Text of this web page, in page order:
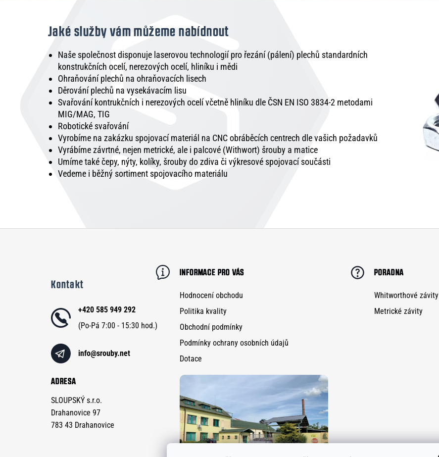
Jaké služby vám můžeme nabídnout
Naše společnost disponuje laserovou technologií pro řezání (pálení) plechů standardních
konstrukčních ocelí, nerezových ocelí, hliníku i mědi
Ohraňování plechů na ohraňovacích lisech
Děrování plechů na vysekávacím lisu
Svařování kontrukčních i nerezových ocelí včetně hliníku dle ČSN EN ISO 3834-2 metodami
MIG/MAG, TIG
Robotické svařování
Vyrobíme na zakázku spojovací materiál na CNC obráběcích centrech dle vašich požadavků
Vyrábíme závrtné, nejen metrické, ale i palcové (Withwort) šrouby a matice
Umíme také čepy, nýty, kolíky, šrouby do zdiva či výkresové spojovací součásti
Vedeme i běžný sortiment spojovacího materiálu
Kontakt
info@srouby.net
+420 585 949 292
ADRESA
SLOUPSKÝ s.r.o.
Drahanovice 97
783 43 Drahanovice
INFORMACE PRO VÁS
Hodnocení obchodu
Politika kvality
Obchodní podmínky
Podmínky ochrany osobních údajů
Dotace
PORADNA
Whitworthové závity
Metrické závity